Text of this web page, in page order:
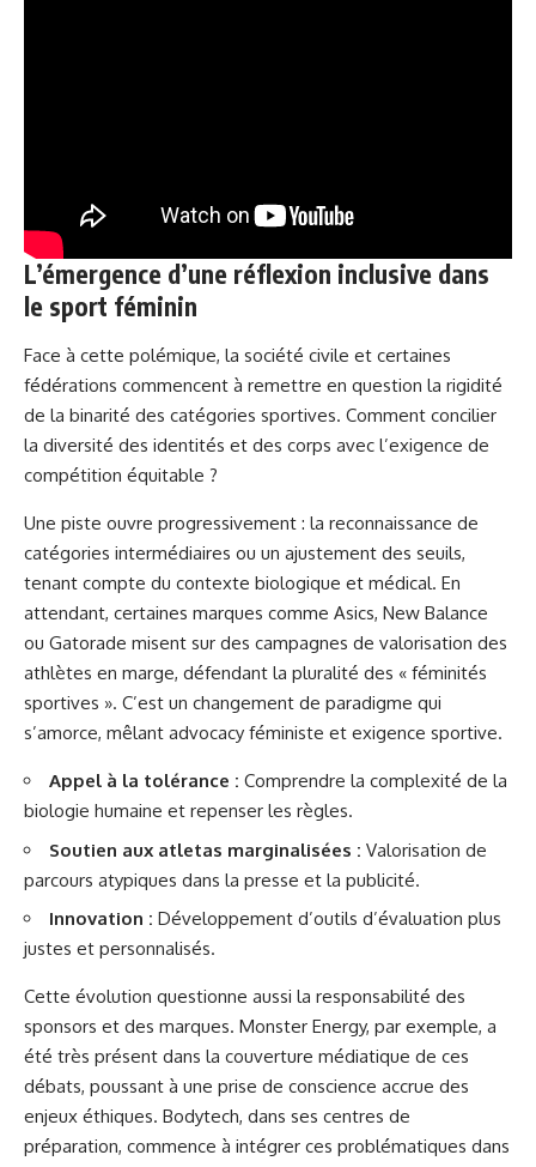
L’émergence d’une réflexion inclusive dans
le sport féminin
Face à cette polémique, la société civile et certaines
fédérations commencent à remettre en question la rigidité
de la binarité des catégories sportives. Comment concilier
la diversité des identités et des corps avec l’exigence de
compétition équitable ?
Une piste ouvre progressivement : la reconnaissance de
catégories intermédiaires ou un ajustement des seuils,
tenant compte du contexte biologique et médical. En
attendant, certaines marques comme Asics, New Balance
ou Gatorade misent sur des campagnes de valorisation des
athlètes en marge, défendant la pluralité des « féminités
sportives ». C’est un changement de paradigme qui
s’amorce, mêlant advocacy féministe et exigence sportive.
Appel à la tolérance : Comprendre la complexité de la
biologie humaine et repenser les règles.
Soutien aux atletas marginalisées : Valorisation de
parcours atypiques dans la presse et la publicité.
Innovation : Développement d’outils d’évaluation plus
justes et personnalisés.
Cette évolution questionne aussi la responsabilité des
sponsors et des marques. Monster Energy, par exemple, a
été très présent dans la couverture médiatique de ces
débats, poussant à une prise de conscience accrue des
enjeux éthiques. Bodytech, dans ses centres de
préparation, commence à intégrer ces problématiques dans